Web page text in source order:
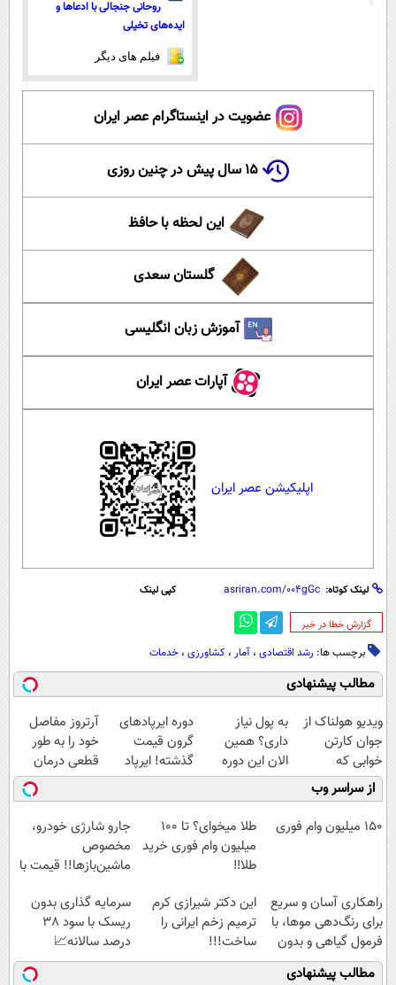
روحانی جنجالی با ادعاها و
ایده‌های تخیلی
فیلم های دیگر
عضویت در اینستاگرام عصر ایران
۱۵ سال پیش در چنین روزی
این لحظه با حافظ
گلستان سعدی
آموزش زبان انگلیسی
آپارات عصر ایران
اپلیکیشن عصر ایران
لینک کوتاه: کپی لینک
‌گزارش خطا در خبر
برچسب ها: رشد اقتصادی ، آمار ، کشاورزی ، خدمات
مطالب پیشنهادی
ویدیو هولناک از
جوان کارتن
خوابی که
میلیاردر شد.
آموزش رایگان
به پول نیاز
داری؟ همین
الان این دوره
رایگان رو شرکت
کن تا دیر نشده!
دوره ایرپاد‌های
گرون قیمت
گذشته! ایرپاد
بلوتوثی فقط
1,399,000 تومان
آرتروز مفاصل
خود را به طور
قطعی درمان
کنید!
◗پرسش‌نامه◖
از سراسر وب
150 میلیون وام فوری
طلا میخوای؟ تا 100
میلیون وام فوری خرید
طلا‼️
جارو شارژی خودرو،
مخصوص
ماشین‌باز‌ها!! قیمت با
1,499,000
راهکاری آسان و سریع
برای رنگ‌دهی موها، با
فرمول گیاهی و بدون
آمونیاک
این دکتر شیرازی کرم
ترمیم زخم ایرانی را
ساخت!!!
سرمایه گذاری بدون
ریسک با سود 38
درصد سالانه📈
مطالب پیشنهادی